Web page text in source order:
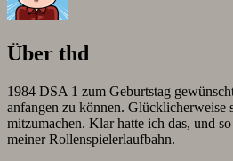
Über thd
1984 DSA 1 zum Geburtstag
anfangen zu können. Glücklicherweise
mitzumachen. Klar hatte ich das, und
meiner Rollenspielerlaufbahn.